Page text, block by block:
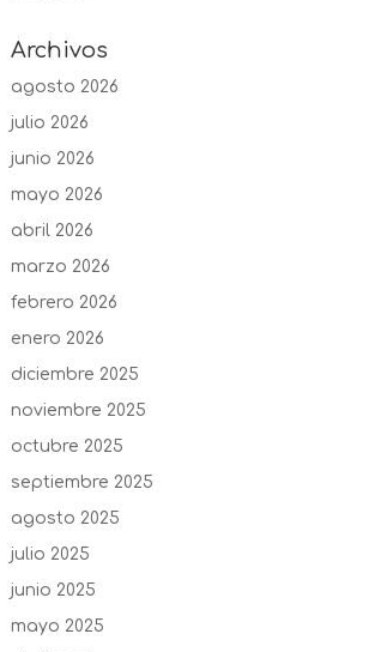
Archivos
agosto 2026
julio 2026
junio 2026
mayo 2026
abril 2026
marzo 2026
febrero 2026
enero 2026
diciembre 2025
noviembre 2025
octubre 2025
septiembre 2025
agosto 2025
julio 2025
junio 2025
mayo 2025